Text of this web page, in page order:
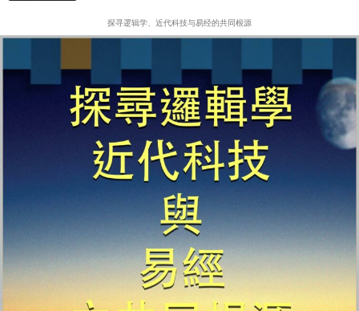
探寻逻辑学、近代科技与易经的共同根源